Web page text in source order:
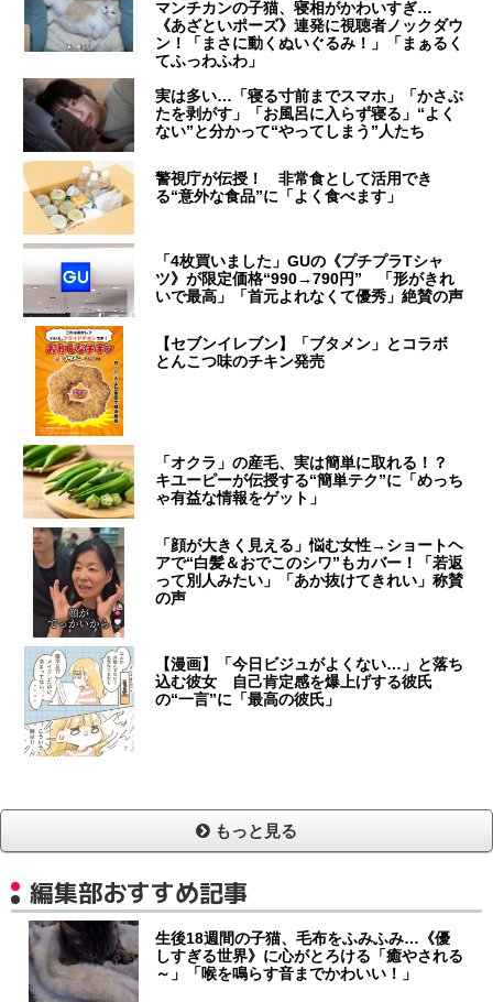
マンチカンの子猫、寝相がかわいすぎ…
《あざといポーズ》連発に視聴者ノックダウ
ン！「まさに動くぬいぐるみ！」「まぁるく
てふっわふわ」
実は多い…「寝る寸前までスマホ」「かさぶ
たを剥がす」「お風呂に入らず寝る」“よく
ない”と分かって“やってしまう”人たち
警視庁が伝授！ 非常食として活用でき
る“意外な食品”に「よく食べます」
「4枚買いました」GUの《プチプラTシャ
ツ》が限定価格“990→790円” 「形がきれ
いで最高」「首元よれなくて優秀」絶賛の声
【セブンイレブン】「ブタメン」とコラボ
とんこつ味のチキン発売
「オクラ」の産毛、実は簡単に取れる！？
キユーピーが伝授する“簡単テク”に「めっち
ゃ有益な情報をゲット」
「顔が大きく見える」悩む女性→ショートヘ
アで“白髪＆おでこのシワ”もカバー！「若返
って別人みたい」「あか抜けてきれい」称賛
の声
【漫画】「今日ビジュがよくない…」と落ち
込む彼女 自己肯定感を爆上げする彼氏
の“一言”に「最高の彼氏」
もっと見る
編集部おすすめ記事
生後18週間の子猫、毛布をふみふみ…《優
しすぎる世界》に心がとろける「癒やされる
～」「喉を鳴らす音までかわいい！」